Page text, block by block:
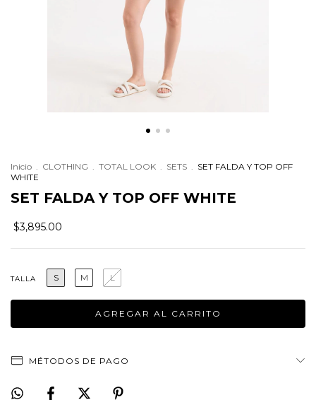
Inicio . CLOTHING . TOTAL LOOK . SETS . SET FALDA Y TOP OFF
WHITE
SET FALDA Y TOP OFF WHITE
$3,895.00
TALLA S M L
MÉTODOS DE PAGO